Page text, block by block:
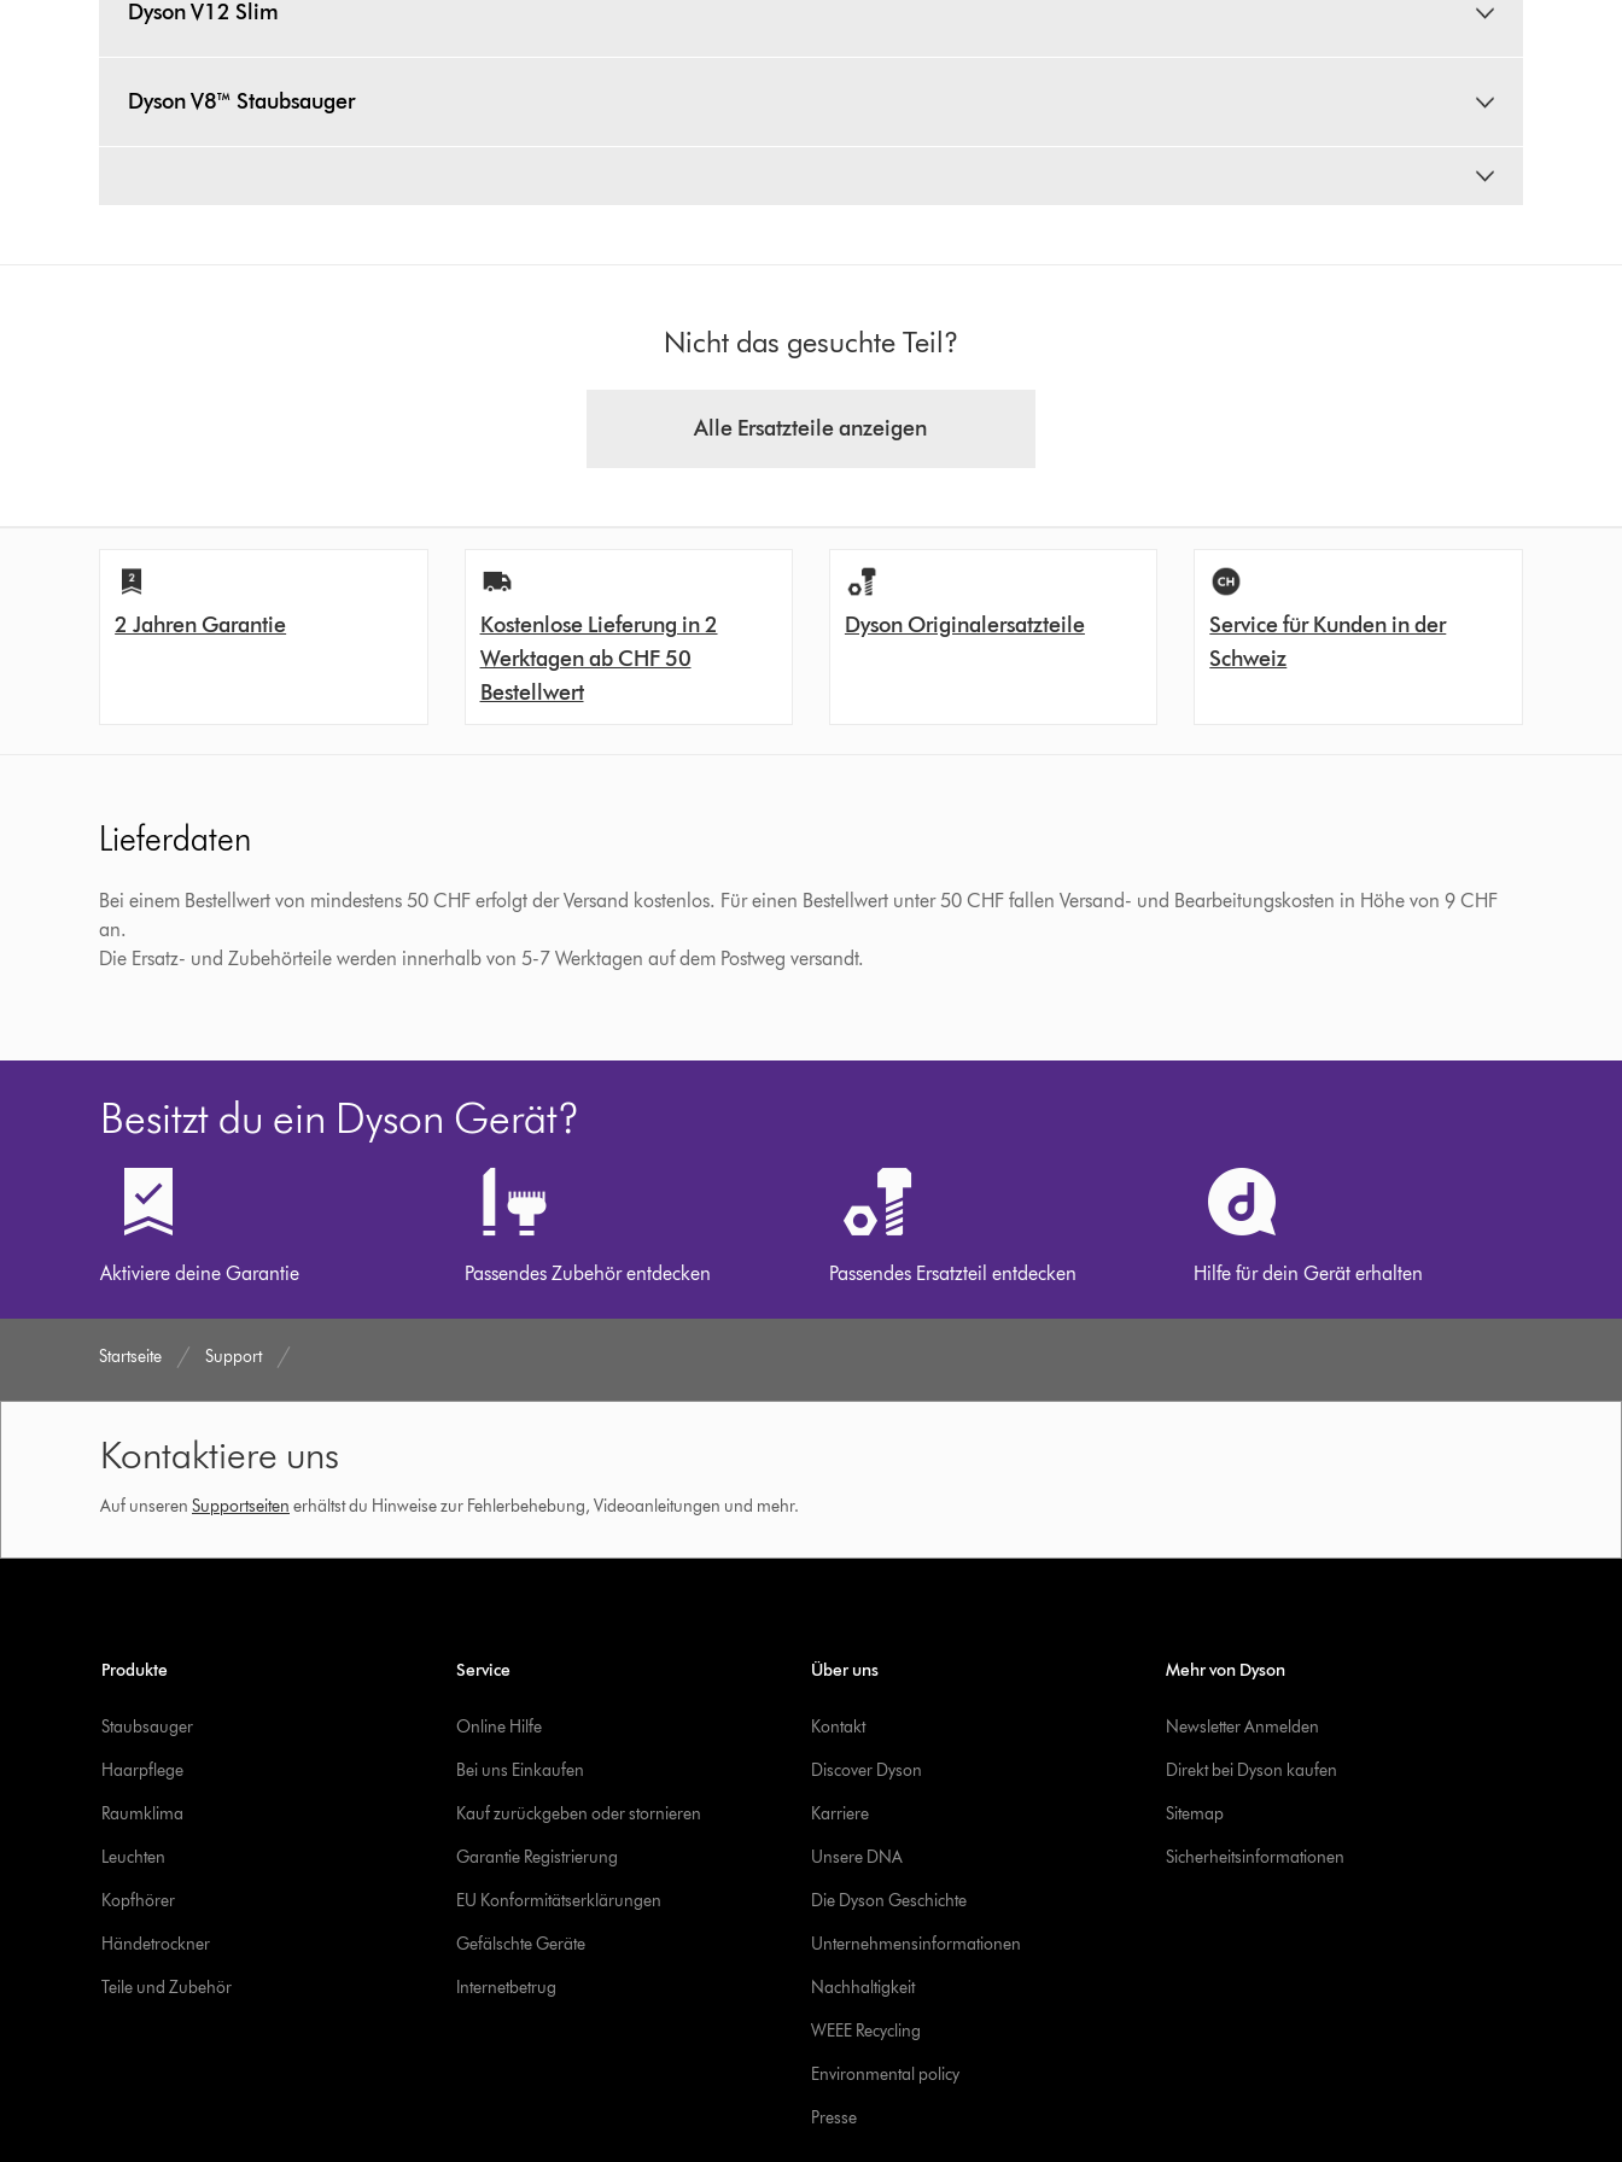
Dyson V12 Slim
Dyson V8™ Staubsauger
Nicht das gesuchte Teil?
Alle Ersatzteile anzeigen
2 Jahren Garantie
Kostenlose Lieferung in 2
Werktagen ab CHF 50
Bestellwert
Dyson Originalersatzteile
Service für Kunden in der
Schweiz
Lieferdaten
Bei einem Bestellwert von mindestens 50 CHF erfolgt der Versand kostenlos. Für einen Bestellwert unter 50 CHF fallen Versand- und Bearbeitungskosten in Höhe von 9 CHF
an.
Die Ersatz- und Zubehörteile werden innerhalb von 5-7 Werktagen auf dem Postweg versandt.
Besitzt du ein Dyson Gerät?
Aktiviere deine Garantie Passendes Zubehör entdecken Passendes Ersatzteil entdecken Hilfe für dein Gerät erhalten
Startseite Support
Kontaktiere uns
Auf unseren Supportseiten erhältst du Hinweise zur Fehlerbehebung, Videoanleitungen und mehr.
Produkte
Staubsauger
Haarpflege
Raumklima
Leuchten
Kopfhörer
Händetrockner
Teile und Zubehör
Service
Online Hilfe
Bei uns Einkaufen
Kauf zurückgeben oder stornieren
Garantie Registrierung
EU Konformitätserklärungen
Gefälschte Geräte
Internetbetrug
Über uns
Kontakt
Discover Dyson
Karriere
Unsere DNA
Die Dyson Geschichte
Unternehmensinformationen
Nachhaltigkeit
WEEE Recycling
Environmental policy
Presse
Mehr von Dyson
Newsletter Anmelden
Direkt bei Dyson kaufen
Sitemap
Sicherheitsinformationen